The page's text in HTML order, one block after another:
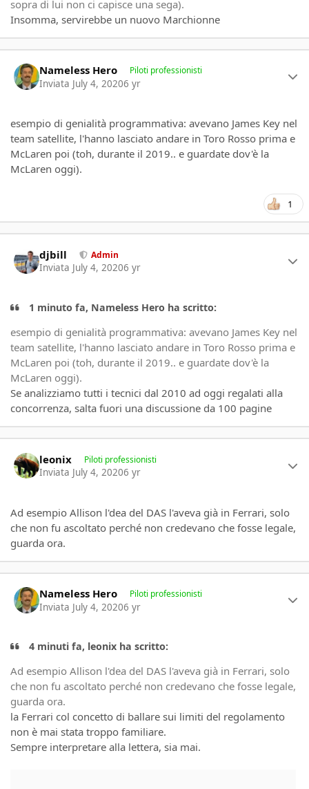
sopra di lui non ci capisce una sega).
Insomma, servirebbe un nuovo Marchionne
Nameless Hero Piloti professionisti
Inviata July 4, 20206 yr
esempio di genialità programmativa: avevano James Key nel
team satellite, l'hanno lasciato andare in Toro Rosso prima e
McLaren poi (toh, durante il 2019.. e guardate dov'è la
McLaren oggi).
1
djbill Admin
Inviata July 4, 20206 yr
1 minuto fa, Nameless Hero ha scritto:
esempio di genialità programmativa: avevano James Key nel
team satellite, l'hanno lasciato andare in Toro Rosso prima e
McLaren poi (toh, durante il 2019.. e guardate dov'è la
McLaren oggi).
Se analizziamo tutti i tecnici dal 2010 ad oggi regalati alla
concorrenza, salta fuori una discussione da 100 pagine
leonix Piloti professionisti
Inviata July 4, 20206 yr
Ad esempio Allison l'dea del DAS l'aveva già in Ferrari, solo
che non fu ascoltato perché non credevano che fosse legale,
guarda ora.
Nameless Hero Piloti professionisti
Inviata July 4, 20206 yr
4 minuti fa, leonix ha scritto:
Ad esempio Allison l'dea del DAS l'aveva già in Ferrari, solo
che non fu ascoltato perché non credevano che fosse legale,
guarda ora.
la Ferrari col concetto di ballare sui limiti del regolamento
non è mai stata troppo familiare.
Sempre interpretare alla lettera, sia mai.